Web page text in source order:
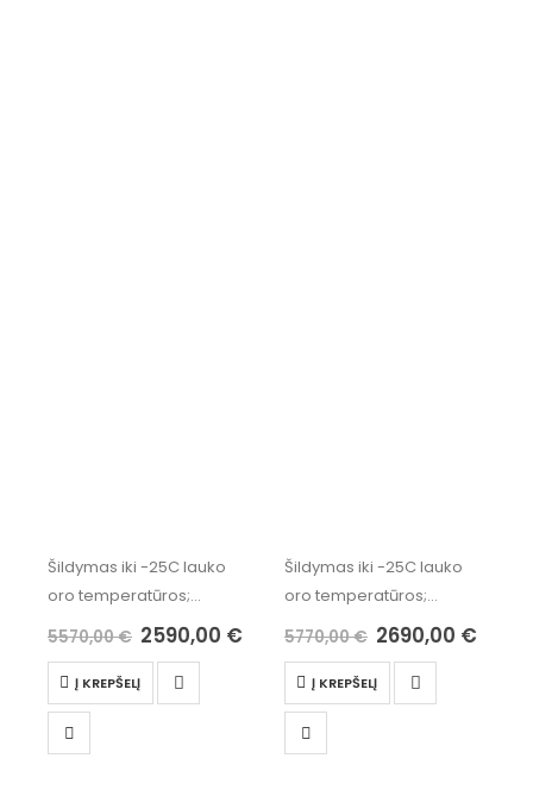
Šildymas iki -25C lauko
oro temperatūros;
* Karšto vandens
ruošimas iki 65C;
* Wi-Fi valdymas;
* Energijos efektyvumo
klasė A+++;
5570,00€ 2590,00 €
Į KREPŠELĮ
Šildymas iki -25C lauko
oro temperatūros;
* Karšto vandens
ruošimas iki 65C;
* Wi-Fi valdymas;
* Energijos efektyvumo
klasė A+++;
5770,00€ 2690,00 €
Į KREPŠELĮ